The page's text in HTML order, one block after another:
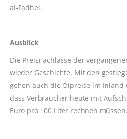
al-Fadhel.
Ausblick
Die Preisnachlässe der
wieder Geschichte. Mit den
gehen auch die Ölpreise im Inland
dass Verbraucher heute mit
Euro pro 100 Liter rechnen müssen.